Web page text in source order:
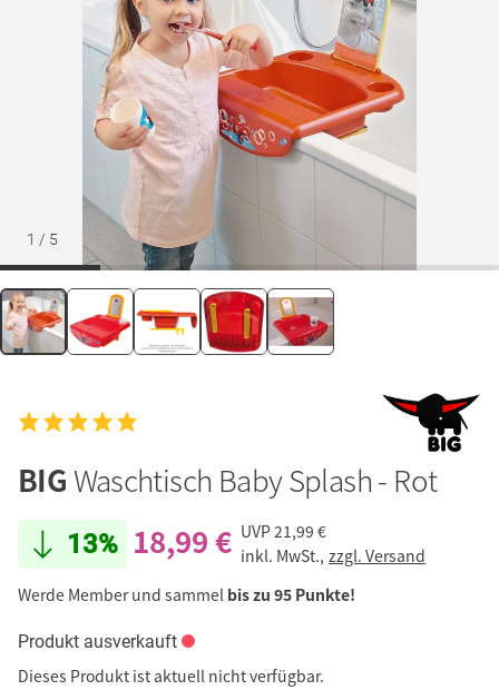
1 / 5
BIG Waschtisch Baby Splash - Rot
13% 18,99 € UVP21,99 €
inkl. MwSt., zzgl. Versand
Werde Member und sammel bis zu 95 Punkte!
Produkt ausverkauft
Dieses Produkt ist aktuell nicht verfügbar.